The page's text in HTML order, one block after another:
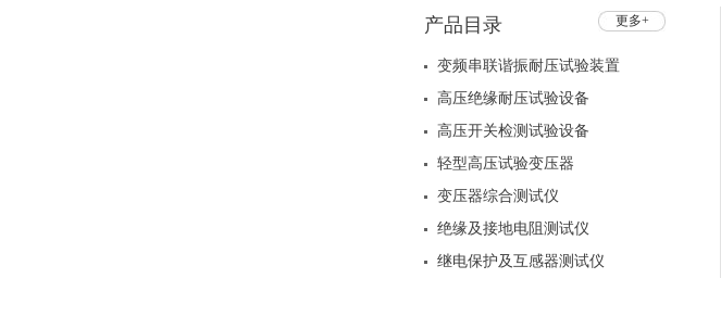
更多+
产品目录
变频串联谐振耐压试验装置
高压绝缘耐压试验设备
高压开关检测试验设备
轻型高压试验变压器
变压器综合测试仪
绝缘及接地电阻测试仪
继电保护及互感器测试仪